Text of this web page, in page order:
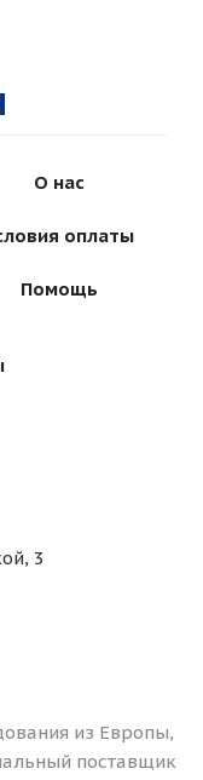
О нас
оплаты
Помощь
3
из Европы,
поставщик